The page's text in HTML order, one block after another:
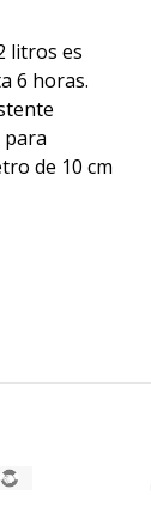
litros es
6 horas.
para
de 10 cm